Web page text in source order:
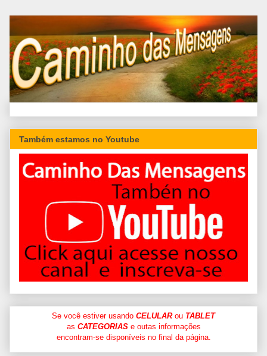
Também estamos no Youtube
Se você estiver usando CELULARou TABLET
as CATEGORIASe outas informações
encontram-se disponíveis no final da página.